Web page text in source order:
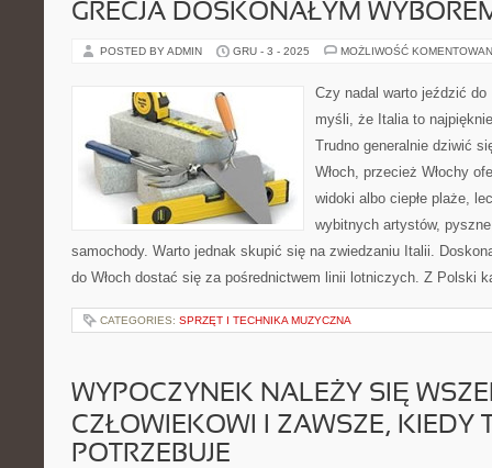
GRECJA DOSKONAŁYM
POSTED BY ADMIN GRU - 3 - 2025 MOŻLIWOŚĆ
Czy nadal warto jeździć
myśli, że Italia to
Trudno generalnie dziwić
Włoch, przecież Włochy
widoki albo ciepłe plaże,
wybitnych artystów,
samochody. Warto jednak skupić się na zwiedzaniu Italii.
do Włoch dostać się za pośrednictwem linii lotniczych. Z Polski
CATEGORIES: SPRZĘT I TECHNIKA MUZYCZNA
WYPOCZYNEK NALEŻY SIĘ
CZŁOWIEKOWI I ZAWSZE, KIEDY
POTRZEBUJE